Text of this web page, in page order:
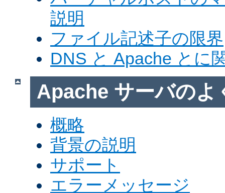
説明
ファイル記述子の限界
DNS と Apache とに
Apache サーバのよ
概略
背景の説明
サポート
エラーメッセージ